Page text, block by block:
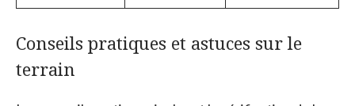
Conseils pratiques et astuces sur le
terrain